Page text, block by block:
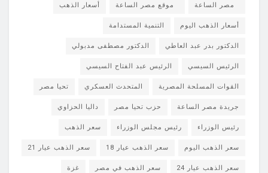
مصر الساعة موقع مصر الساعة أسعار الذهب
أسعار الذهب اليوم التنمية المستدامة
الدكتور بدر عبد العاطي الدكتور مصطفى مدبولي
الرئيس السيسي الرئيس عبد الفتاح السيسي
القوات المسلحة المصرية المتحدث العسكري تحيا مصر
جريدة مصر الساعة حزب تحيا مصر داليا الحزاوي
رئيس الوزراء رئيس مجلس الوزراء سعر الذهب
سعر الذهب اليوم سعر الذهب عيار 18 سعر الذهب عيار 21
سعر الذهب عيار 24 سعر الذهب في مصر غزة